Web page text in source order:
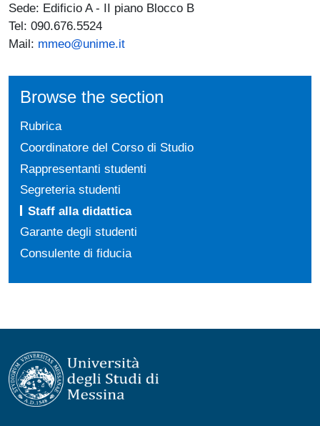
Sede: Edificio A - II piano Blocco B
Tel: 090.676.5524
Mail: mmeo@unime.it
Browse the section
Rubrica
Coordinatore del Corso di Studio
Rappresentanti studenti
Segreteria studenti
Staff alla didattica
Garante degli studenti
Consulente di fiducia